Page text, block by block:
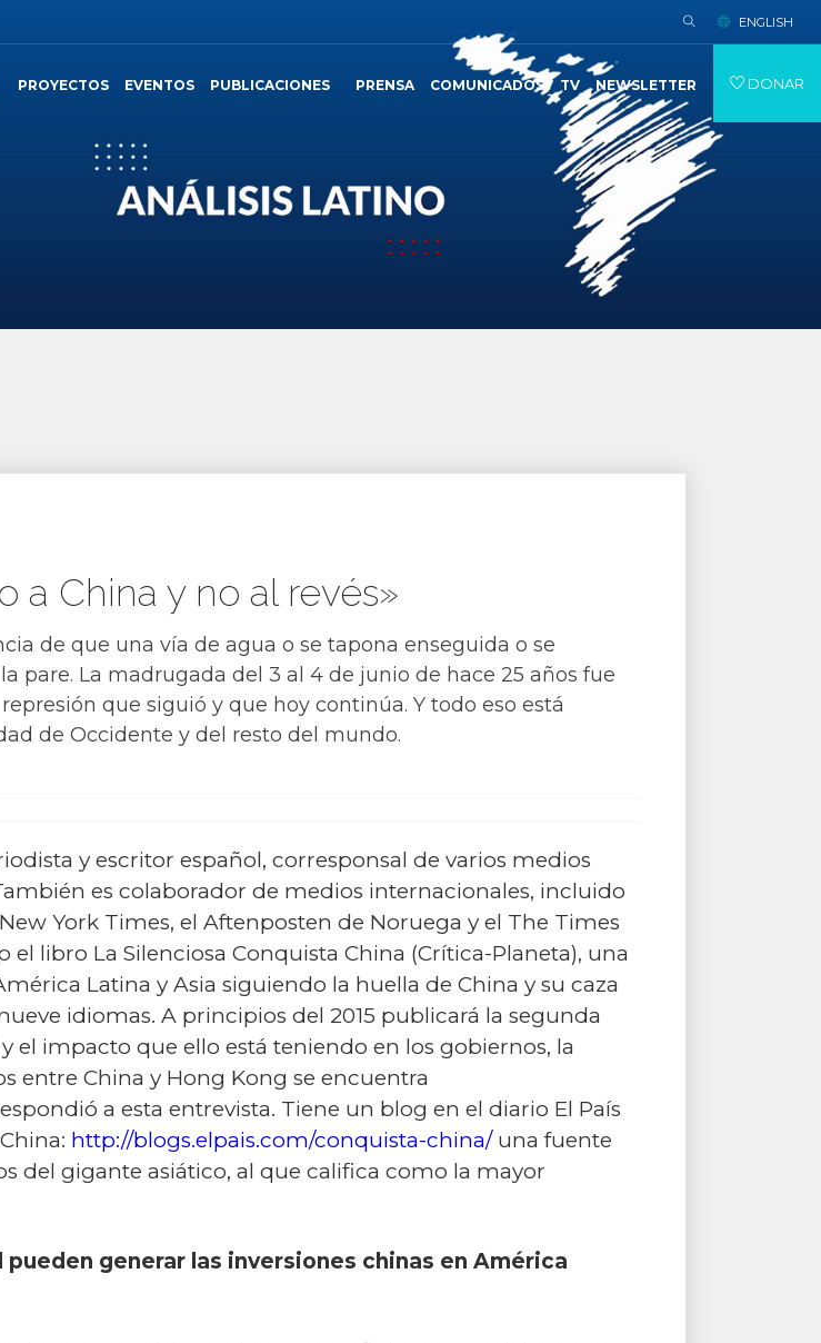
ENGLISH
PROYECTOS EVENTOS PUBLICACIONES PRENSA COMUNICADOS TV NEWSLETTER DONAR
a China y no al revés»
de que una vía de agua o se tapona enseguida o se
pare. La madrugada del 3 al 4 de junio de hace 25 años fue
que siguió y que hoy continúa. Y todo eso está
de Occidente y del resto del mundo.
y escritor español, corresponsal de varios medios
es colaborador de medios internacionales, incluido
York Times, el Aftenposten de Noruega y el The Times
libro La Silenciosa Conquista China (Crítica-Planeta), una
Latina y Asia siguiendo la huella de China y su caza
idiomas. A principios del 2015 publicará la segunda
el impacto que ello está teniendo en los gobiernos, la
entre China y Hong Kong se encuentra
a esta entrevista. Tiene un blog en el diario El País
http://blogs.elpais.com/conquista-china/una fuente
del gigante asiático, al que califica como la mayor
generar las inversiones chinas en América